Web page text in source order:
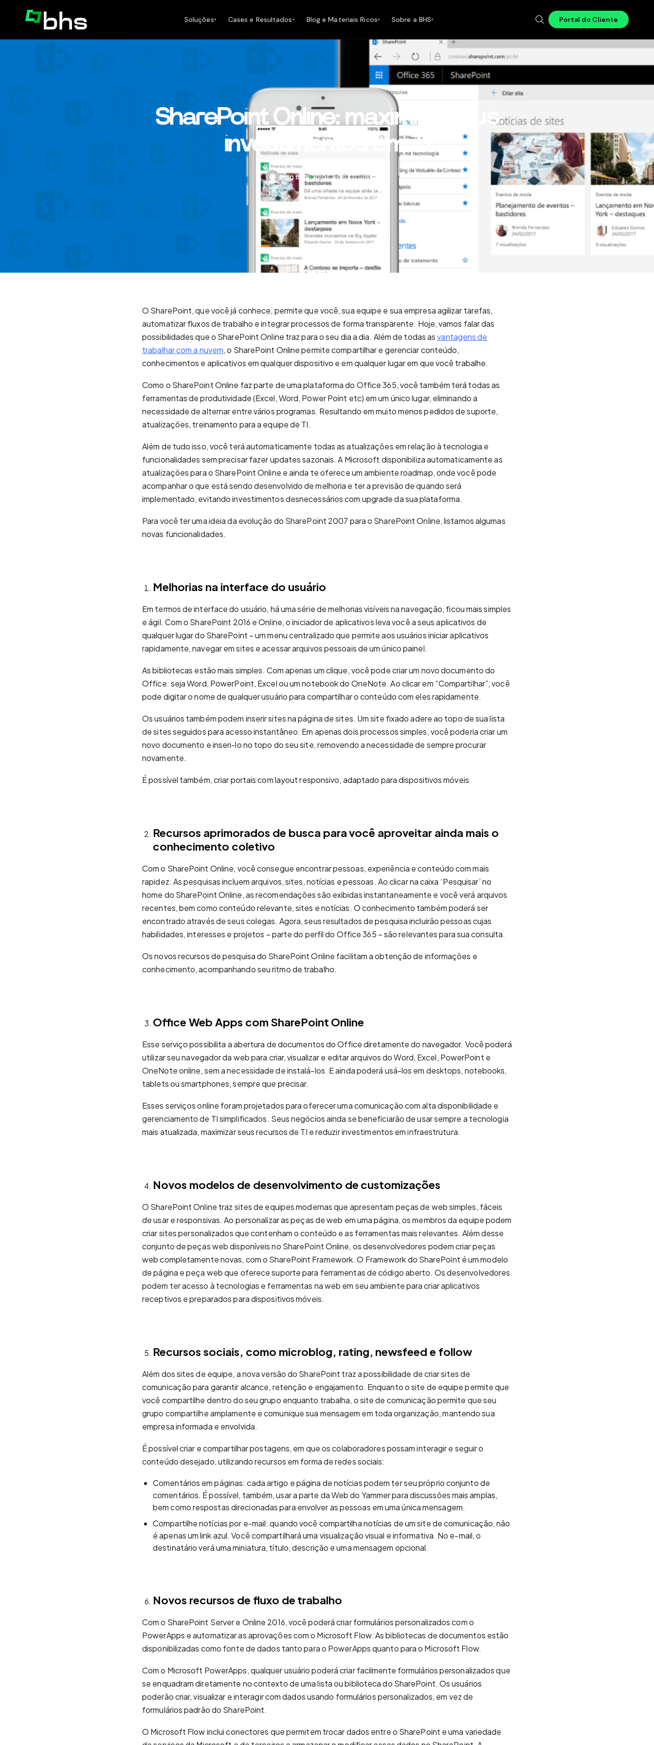
Soluções▾ Cases e Resultados▾ Blog e Materiais Ricos▾ Sobre a BHS▾ Portal do Cliente
SharePoint Online: maximize seus
investimentos em TI
Blog BHS•10 DE AGOSTO DE 2017
O SharePoint, que você já conhece, permite que você, sua equipe e sua empresa agilizar tarefas,
automatizar fluxos de trabalho e integrar processos de forma transparente. Hoje, vamos falar das
possibilidades que o SharePoint Online traz para o seu dia a dia. Além de todas asvantagens de
trabalhar com a nuvem, o SharePoint Online permite compartilhar e gerenciar conteúdo,
conhecimentos e aplicativos em qualquer dispositivo e em qualquer lugar em que você trabalhe.
Como o SharePoint Online faz parte de uma plataforma do Office 365, você também terá todas as
ferramentas de produtividade (Excel, Word, Power Point etc) em um único lugar, eliminando a
necessidade de alternar entre vários programas. Resultando em muito menos pedidos de suporte,
atualizações, treinamento para a equipe de TI.
Além de tudo isso, você terá automaticamente todas as atualizações em relação à tecnologia e
funcionalidades sem precisar fazer updates sazonais. A Microsoft disponibiliza automaticamente as
atualizações para o SharePoint Online e ainda te oferece um ambiente roadmap, onde você pode
acompanhar o que está sendo desenvolvido de melhoria e ter a previsão de quando será
implementado, evitando investimentos desnecessários com upgrade da sua plataforma.
Para você ter uma ideia da evolução do SharePoint 2007 para o SharePoint Online, listamos algumas
novas funcionalidades.
Melhorias na interface do usuário
Em termos de interface do usuário, há uma série de melhorias visíveis na navegação, ficou mais simples
e ágil. Com o SharePoint 2016 e Online, o iniciador de aplicativos leva você a seus aplicativos de
qualquer lugar do SharePoint – um menu centralizado que permite aos usuários iniciar aplicativos
rapidamente, navegar em sites e acessar arquivos pessoais de um único painel.
As bibliotecas estão mais simples. Com apenas um clique, você pode criar um novo documento do
Office: seja Word, PowerPoint, Excel ou um notebook do OneNote. Ao clicar em “Compartilhar”, você
pode digitar o nome de qualquer usuário para compartilhar o conteúdo com eles rapidamente.
Os usuários também podem inserir sites na página de sites. Um site fixado adere ao topo de sua lista
de sites seguidos para acesso instantâneo. Em apenas dois processos simples, você poderia criar um
novo documento e inseri-lo no topo do seu site, removendo a necessidade de sempre procurar
novamente.
É possível também, criar portais com layout responsivo, adaptado para dispositivos móveis.
Recursos aprimorados de busca para você aproveitar ainda mais o
conhecimento coletivo
Com o SharePoint Online, você consegue encontrar pessoas, experiência e conteúdo com mais
rapidez. As pesquisas incluem arquivos, sites, notícias e pessoas. Ao clicar na caixa ‘Pesquisar’ no
home do SharePoint Online, as recomendações são exibidas instantaneamente e você verá arquivos
recentes, bem como conteúdo relevante, sites e notícias. O conhecimento também poderá ser
encontrado através de seus colegas. Agora, seus resultados de pesquisa incluirão pessoas cujas
habilidades, interesses e projetos – parte do perfil do Office 365 – são relevantes para sua consulta.
Os novos recursos de pesquisa do SharePoint Online facilitam a obtenção de informações e
conhecimento, acompanhando seu ritmo de trabalho.
Office Web Apps com SharePoint Online
Esse serviço possibilita a abertura de documentos do Office diretamente do navegador. Você poderá
utilizar seu navegador da web para criar, visualizar e editar arquivos do Word, Excel, PowerPoint e
OneNote online, sem a necessidade de instalá-los. E ainda poderá usá-los em desktops, notebooks,
tablets ou smartphones, sempre que precisar.
Esses serviços online foram projetados para oferecer uma comunicação com alta disponibilidade e
gerenciamento de TI simplificados. Seus negócios ainda se beneficiarão de usar sempre a tecnologia
mais atualizada, maximizar seus recursos de TI e reduzir investimentos em infraestrutura.
Novos modelos de desenvolvimento de customizações
O SharePoint Online traz sites de equipes modernas que apresentam peças de web simples, fáceis
de usar e responsivas. Ao personalizar as peças de web em uma página, os membros da equipe podem
criar sites personalizados que contenham o conteúdo e as ferramentas mais relevantes. Além desse
conjunto de peças web disponíveis no SharePoint Online, os desenvolvedores podem criar peças
web completamente novas, com o SharePoint Framework. O Framework do SharePoint é um modelo
de página e peça web que oferece suporte para ferramentas de código aberto. Os desenvolvedores
podem ter acesso à tecnologias e ferramentas na web em seu ambiente para criar aplicativos
receptivos e preparados para dispositivos móveis.
Recursos sociais, como microblog, rating, newsfeed e follow
Além dos sites de equipe, a nova versão do SharePoint traz a possibilidade de criar sites de
comunicação para garantir alcance, retenção e engajamento. Enquanto o site de equipe permite que
você compartilhe dentro do seu grupo enquanto trabalha, o site de comunicação permite que seu
grupo compartilhe amplamente e comunique sua mensagem em toda organização, mantendo sua
empresa informada e envolvida.
É possível criar e compartilhar postagens, em que os colaboradores possam interagir e seguir o
conteúdo desejado, utilizando recursos em forma de redes sociais:
Comentários em páginas: cada artigo e página de notícias podem ter seu próprio conjunto de
comentários. É possível, também, usar a parte da Web do Yammer para discussões mais amplas,
bem como respostas direcionadas para envolver as pessoas em uma única mensagem.
Compartilhe notícias por e-mail: quando você compartilha notícias de um site de comunicação, não
é apenas um link azul. Você compartilhará uma visualização visual e informativa. No e-mail, o
destinatário verá uma miniatura, título, descrição e uma mensagem opcional.
Novos recursos de fluxo de trabalho
Com o SharePoint Server e Online 2016, você poderá criar formulários personalizados com o
PowerApps e automatizar as aprovações com o Microsoft Flow. As bibliotecas de documentos estão
disponibilizadas como fonte de dados tanto para o PowerApps quanto para o Microsoft Flow.
Com o Microsoft PowerApps, qualquer usuário poderá criar facilmente formulários personalizados que
se enquadram diretamente no contexto de uma lista ou biblioteca do SharePoint. Os usuários
poderão criar, visualizar e interagir com dados usando formulários personalizados, em vez de
formulários padrão do SharePoint.
O Microsoft Flow inclui conectores que permitem trocar dados entre o SharePoint e uma variedade